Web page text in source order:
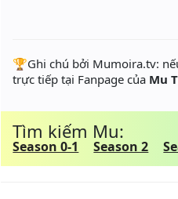
️🏆Ghi chú bởi Mumoira.tv:
trực tiếp tại Fanpage của Mu
Tìm kiếm Mu:
Season 0-1 Season 2